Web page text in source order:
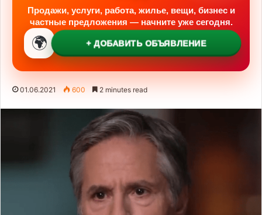
Продажи, услуги, работа, жилье, вещи, бизнес и
частные предложения — начните уже сегодня.
🌍 + ДОБАВИТЬ ОБЪЯВЛЕНИЕ
01.06.2021 600 2 minutes read